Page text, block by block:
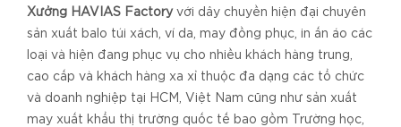
Xưởng HAVIAS Factoryvới dây chuyền hiện đại chuyên
sản xuất balo túi xách, ví da, may đồng phục, in ấn áo các
loại và hiện đang phục vụ cho nhiều khách hàng trung,
cao cấp và khách hàng xa xỉ thuộc đa dạng các tổ chức
và doanh nghiệp tại HCM, Việt Nam cũng như sản xuất
may xuất khẩu thị trường quốc tế bao gồm Trường học,